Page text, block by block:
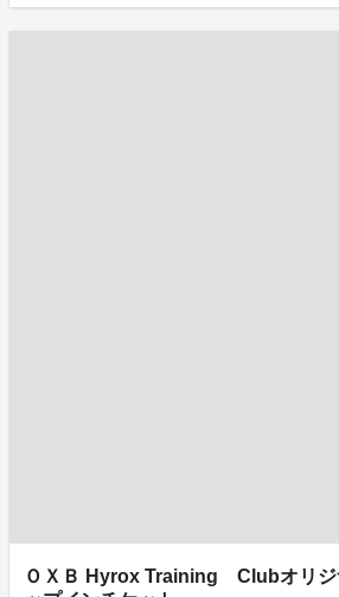
ＯＸＢ Hyrox Training Clubオリジ